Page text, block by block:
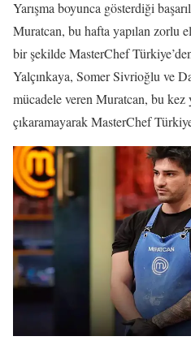
Yarışma boyunca gösterdiği
Muratcan, bu hafta yapılan zorlu
bir şekilde MasterChef
Yalçınkaya, Somer Sivrioğlu ve
mücadele veren Muratcan, bu
çıkaramayarak MasterChef